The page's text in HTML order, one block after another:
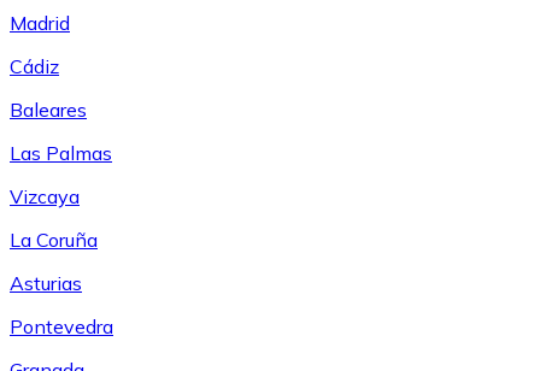
Madrid
Cádiz
Baleares
Las Palmas
Vizcaya
La Coruña
Asturias
Pontevedra